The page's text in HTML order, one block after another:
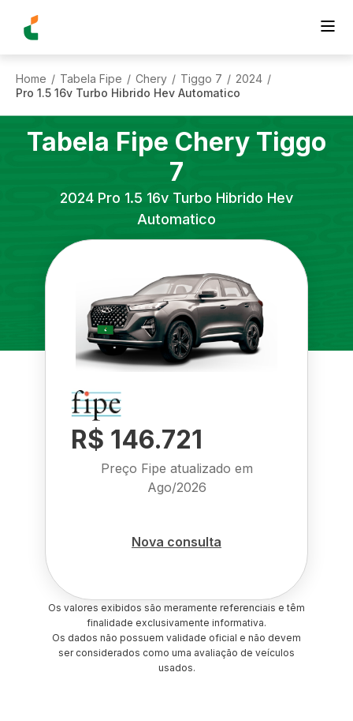
Home / Tabela Fipe / Chery / Tiggo 7 / 2024 /
Pro 1.5 16v Turbo Hibrido Hev Automatico
Tabela Fipe Chery Tiggo
7
2024 Pro 1.5 16v Turbo Hibrido Hev
Automatico
R$ 146.721
Preço Fipe atualizado em
Ago/2026
Nova consulta
Os valores exibidos são meramente referenciais e têm
finalidade exclusivamente informativa.
Os dados não possuem validade oficial e não devem
ser considerados como uma avaliação de veículos
usados.